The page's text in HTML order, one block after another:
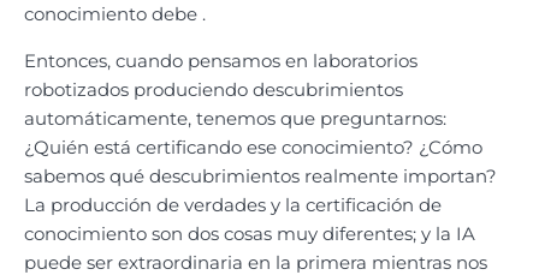
conocimiento debe .
Entonces, cuando pensamos en laboratorios
robotizados produciendo descubrimientos
automáticamente, tenemos que preguntarnos:
¿Quién está certificando ese conocimiento? ¿Cómo
sabemos qué descubrimientos realmente importan?
La producción de verdades y la certificación de
conocimiento son dos cosas muy diferentes; y la IA
puede ser extraordinaria en la primera mientras nos